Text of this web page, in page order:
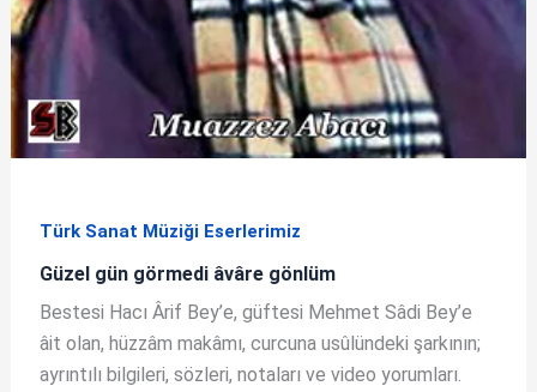
Türk Sanat Müziği Eserlerimiz
Güzel gün görmedi âvâre gönlüm
Bestesi Hacı Ârif Bey’e, güftesi Mehmet Sâdi Bey’e
âit olan, hüzzâm makâmı, curcuna usûlündeki şarkının;
ayrıntılı bilgileri, sözleri, notaları ve video yorumları.